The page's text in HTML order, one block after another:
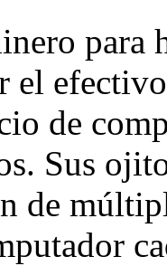
para
el
de
Sus
de